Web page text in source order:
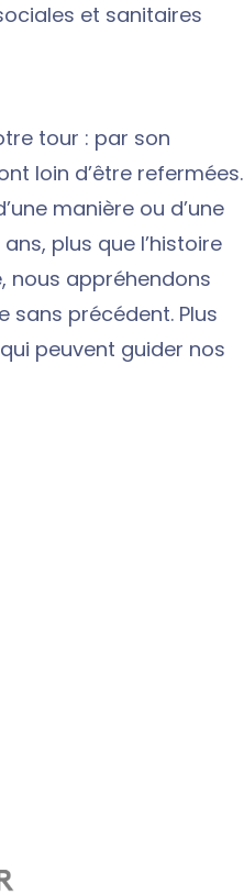
et sanitaires
tour : par son
loin d’être refermées.
manière ou d’une
plus que l’histoire
nous appréhendons
précédent. Plus
peuvent guider nos